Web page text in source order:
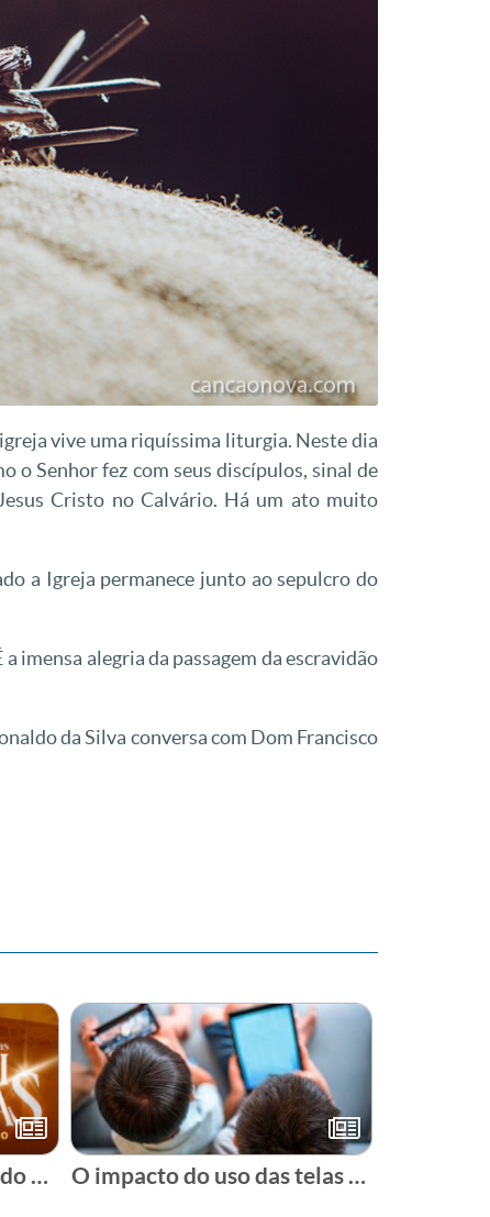
vive uma riquíssima liturgia. Neste dia
o Senhor fez com seus discípulos, sinal de
Cristo no Calvário. Há um ato muito
a Igreja permanece junto ao sepulcro do
imensa alegria da passagem da escravidão
da Silva conversa com Dom Francisco
A história do Santuário do Pai das Misericórdias O impacto do uso das telas para crianças e jovens